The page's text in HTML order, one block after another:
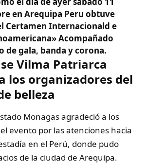
en Arequipa Peru obtuve
Certamen Internacionald e
Acompañado
de gala, banda y corona.
Vilma Patriarca
los organizadores del
belleza
Monagas agradeció a los
evento por las atenciones hacia
en el Perú, donde pudo
de la ciudad de Arequipa.